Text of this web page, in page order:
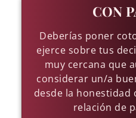
CON
Deberías poner
ejerce sobre tus
muy cercana que
considerar un/a
desde la honestidad
relación de